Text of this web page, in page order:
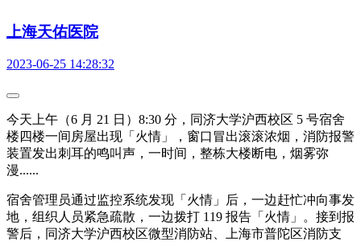
上海天佑医院
2023-06-25 14:28:32
今天上午（6 月 21 日）8:30 分，同济大学沪西校区 5 号宿舍
楼四楼一间房屋出现「火情」，窗口冒出滚滚浓烟，消防报警
装置发出刺耳的鸣叫声，一时间，整栋大楼断电，烟雾弥
漫......
宿舍管理员通过监控系统发现「火情」后，一边赶忙冲向事发
地，组织人员紧急疏散，一边拨打 119 报告「火情」。接到报
警后，同济大学沪西校区微型消防站、上海市普陀区消防支